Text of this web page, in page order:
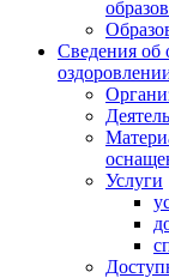
Сведения об
Услуги